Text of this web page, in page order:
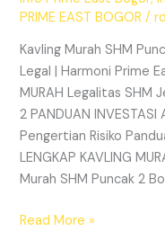
PRIME EAST BOGOR /
Kavling Murah SHM
Legal | Harmoni Prime
MURAH Legalitas SHM
2 PANDUAN
Pengertian Risiko
LENGKAP KAVLING
Murah SHM Puncak 2
Read More »